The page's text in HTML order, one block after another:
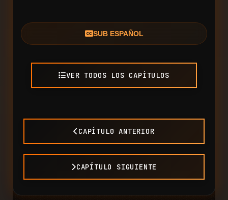
SUB ESPAÑOL
VER TODOS LOS CAPÍTULOS
CAPÍTULO ANTERIOR
CAPÍTULO SIGUIENTE